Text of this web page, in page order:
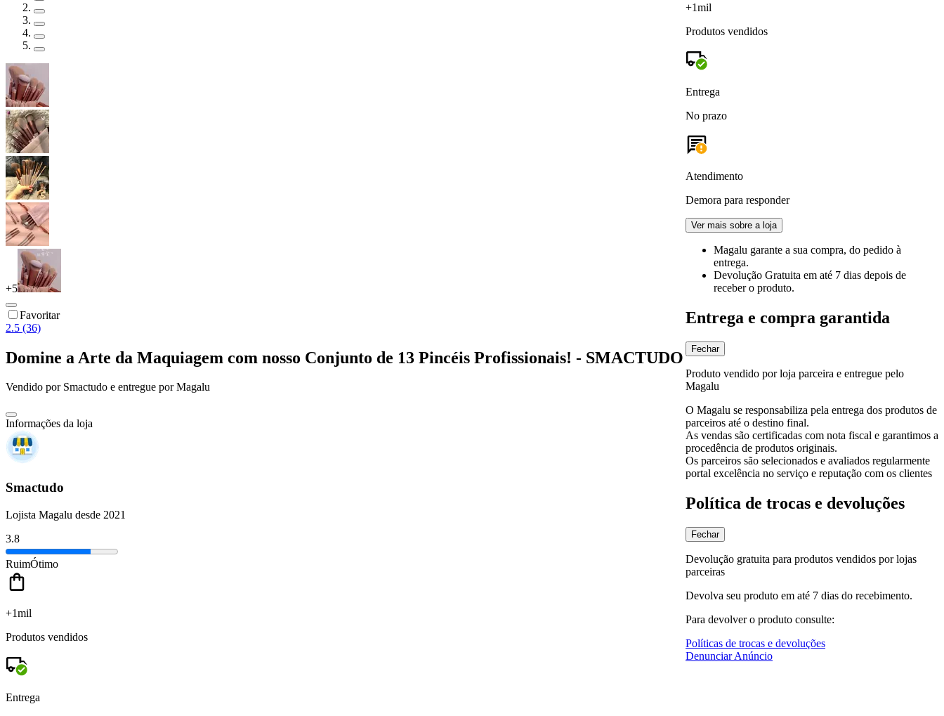
+5
Favoritar
2.5 (36)
Domine a Arte da Maquiagem com nosso Conjunto de 13 Pincéis Profissionais! - SMACTUDO
Vendido por Smactudo e entregue por Magalu
Informações da loja
Smactudo
Lojista Magalu desde 2021
3.8
RuimÓtimo
+1mil
Produtos vendidos
Entrega
+1mil
Produtos vendidos
Entrega
No prazo
Atendimento
Demora para responder
Ver mais sobre a loja
Magalu garante a sua compra, do pedido à
entrega.
Devolução Gratuita em até 7 dias depois de
receber o produto.
Entrega e compra garantida
Fechar
Produto vendido por loja parceira e entregue pelo
Magalu
O Magalu se responsabiliza pela entrega dos produtos de
parceiros até o destino final.
As vendas são certificadas com nota fiscal e garantimos a
procedência de produtos originais.
Os parceiros são selecionados e avaliados regularmente
portal excelência no serviço e reputação com os clientes
Política de trocas e devoluções
Fechar
Devolução gratuita para produtos vendidos por lojas
parceiras
Devolva seu produto em até 7 dias do recebimento.
Para devolver o produto consulte:
Políticas de trocas e devoluções
Denunciar Anúncio